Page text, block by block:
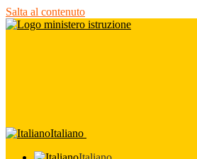
Salta al contenuto
Italiano